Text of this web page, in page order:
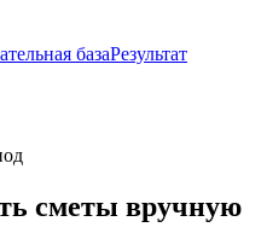
базаРезультат
сметы вручную